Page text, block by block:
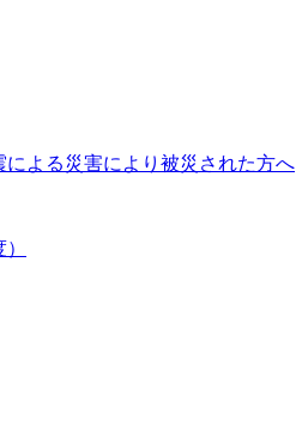
よる災害により被災された方へ